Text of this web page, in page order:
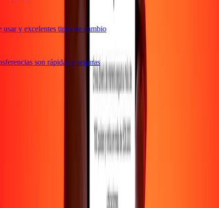
y excelentes tipos de cambio
son rápidas y seguras